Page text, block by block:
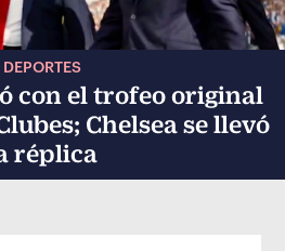
DEPORTES
con el trofeo original
Chelsea se llevó
réplica
mediante Email
actual mediante Facebook
actual mediante Twitter
el artículo actual mediante